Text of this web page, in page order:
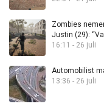
Zombies
Justin (29):
16:11 - 26 juli
Automobilist
13:36 - 26 juli